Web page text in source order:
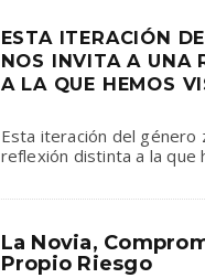
ESTA ITERACIÓN
NOS INVITA A UNA
A LA QUE HEMOS
Esta iteración del género
reflexión distinta a la que
La Novia,
Propio Riesgo